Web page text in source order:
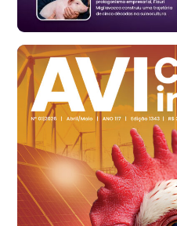
cx
Ovo Branco - Regional
Santa Maria do Jetibá (ES)
R$ 139,62
cx
Ovo Branco - Regional
Recife (PE)
R$ 144,92
cx
Ovo Vermelho - Regional
Recife (PE)